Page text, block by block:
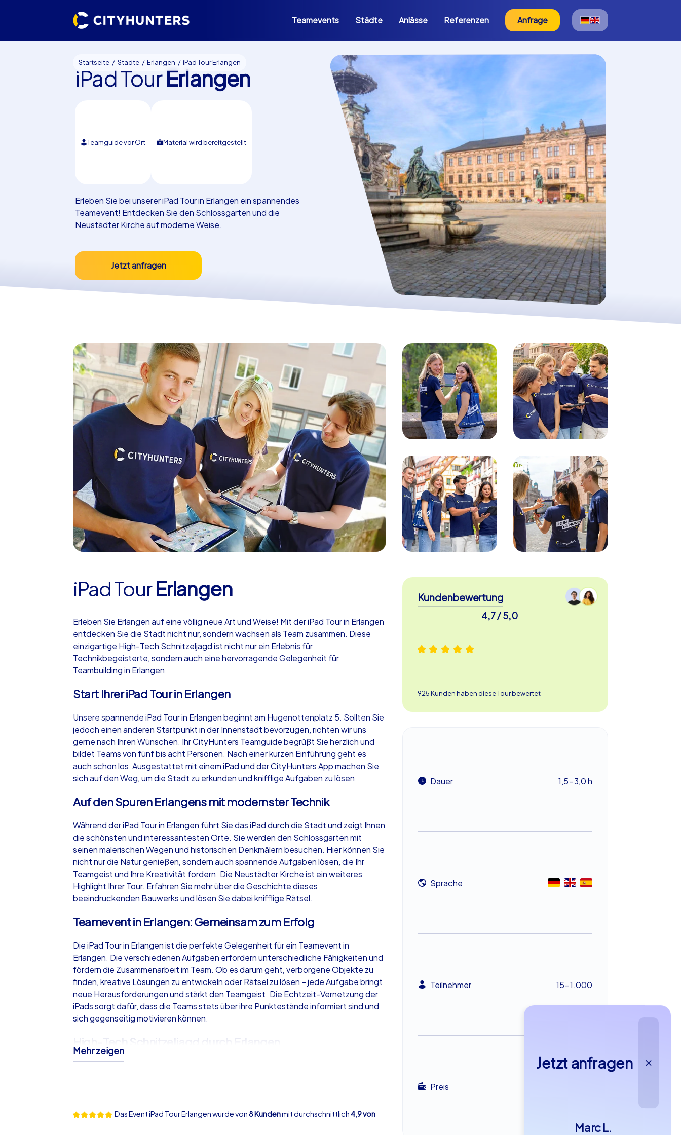
Teamevents Städte Anlässe Referenzen Anfrage
Startseite Städte Erlangen iPad Tour Erlangen
iPad TourErlangen
Teamguide vor Ort Material wird bereitgestellt
Erleben Sie bei unserer iPad Tour in Erlangen ein spannendes
Teamevent! Entdecken Sie den Schlossgarten und die
Neustädter Kirche auf moderne Weise.
Jetzt anfragen
iPad TourErlangen
Erleben Sie Erlangen auf eine völlig neue Art und Weise! Mit der iPad Tour in Erlangen
entdecken Sie die Stadt nicht nur, sondern wachsen als Team zusammen. Diese
einzigartige High-Tech Schnitzeljagd ist nicht nur ein Erlebnis für
Technikbegeisterte, sondern auch eine hervorragende Gelegenheit für
Teambuilding in Erlangen.
Start Ihrer iPad Tour in Erlangen
Unsere spannende iPad Tour in Erlangen beginnt am Hugenottenplatz 5. Sollten Sie
jedoch einen anderen Startpunkt in der Innenstadt bevorzugen, richten wir uns
gerne nach Ihren Wünschen. Ihr CityHunters Teamguide begrüßt Sie herzlich und
bildet Teams von fünf bis acht Personen. Nach einer kurzen Einführung geht es
auch schon los: Ausgestattet mit einem iPad und der CityHunters App machen Sie
sich auf den Weg, um die Stadt zu erkunden und knifflige Aufgaben zu lösen.
Auf den Spuren Erlangens mit modernster Technik
Während der iPad Tour in Erlangen führt Sie das iPad durch die Stadt und zeigt Ihnen
die schönsten und interessantesten Orte. Sie werden den Schlossgarten mit
seinen malerischen Wegen und historischen Denkmälern besuchen. Hier können Sie
nicht nur die Natur genießen, sondern auch spannende Aufgaben lösen, die Ihr
Teamgeist und Ihre Kreativität fordern. Die Neustädter Kirche ist ein weiteres
Highlight Ihrer Tour. Erfahren Sie mehr über die Geschichte dieses
beeindruckenden Bauwerks und lösen Sie dabei knifflige Rätsel.
Teamevent in Erlangen: Gemeinsam zum Erfolg
Die iPad Tour in Erlangen ist die perfekte Gelegenheit für ein Teamevent in
Erlangen. Die verschiedenen Aufgaben erfordern unterschiedliche Fähigkeiten und
fördern die Zusammenarbeit im Team. Ob es darum geht, verborgene Objekte zu
finden, kreative Lösungen zu entwickeln oder Rätsel zu lösen – jede Aufgabe bringt
neue Herausforderungen und stärkt den Teamgeist. Die Echtzeit-Vernetzung der
iPads sorgt dafür, dass die Teams stets über ihre Punktestände informiert sind und
sich gegenseitig motivieren können.
Die iPad Tour in Erlangen bietet Ihnen eine moderne und interaktive Möglichkeit, die
ebenso faszinierenden Orten. Ein besonderes Highlight ist der Botanische Garten,
Mehr zeigen
Das Event iPad Tour Erlangen wurde von8 Kundenmit durchschnittlich4,9 von
Kundenbewertung
4,7 / 5,0
925 Kunden haben diese Tour bewertet
Dauer 1,5-3,0 h
Sprache
Teilnehmer 15-1.000
Preis
Jetzt anfragen
Marc L.